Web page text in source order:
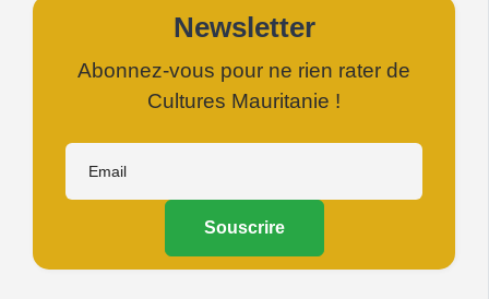
Newsletter
Abonnez-vous pour ne rien rater de
Cultures Mauritanie !
Souscrire